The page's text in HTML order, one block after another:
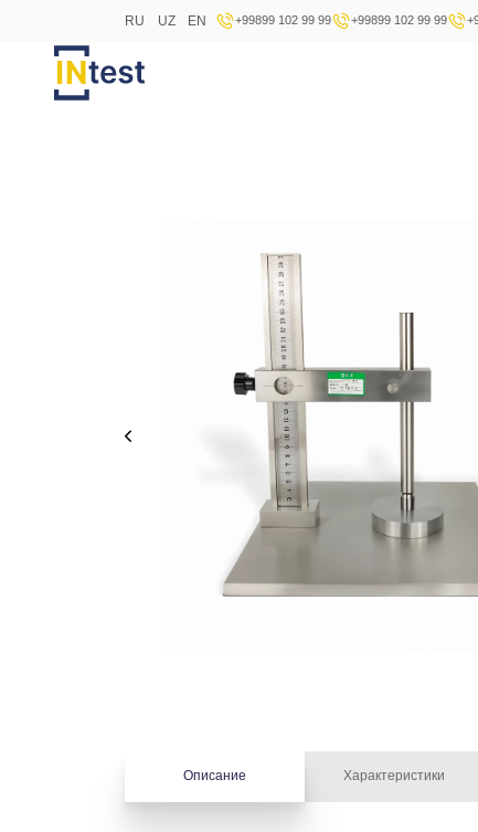
RU UZ EN +99899 102 99 99 +99899 102 99 99
Описание Характеристики